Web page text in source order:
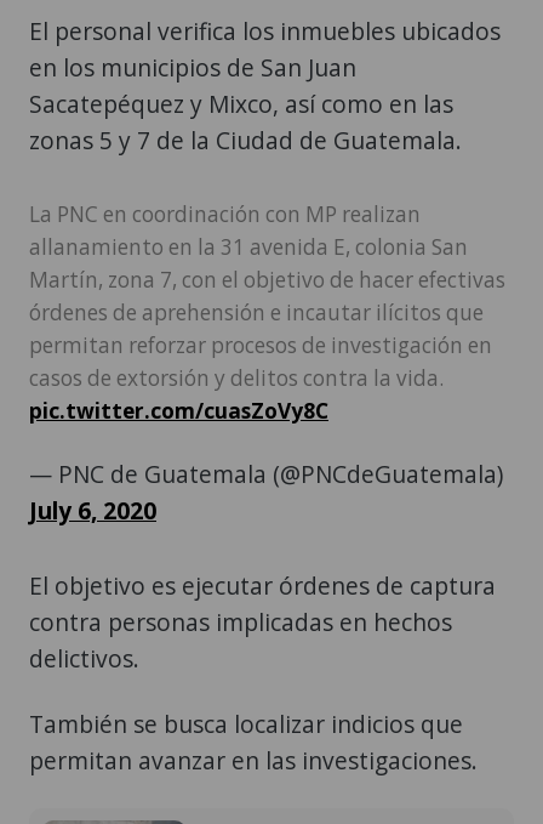
El personal verifica los inmuebles ubicados
en los municipios de San Juan
Sacatepéquez y Mixco, así como en las
zonas 5 y 7 de la Ciudad de Guatemala.
La PNC en coordinación con MP realizan
allanamiento en la 31 avenida E, colonia San
Martín, zona 7, con el objetivo de hacer efectivas
órdenes de aprehensión e incautar ilícitos que
permitan reforzar procesos de investigación en
casos de extorsión y delitos contra la vida.
pic.twitter.com/cuasZoVy8C
— PNC de Guatemala (@PNCdeGuatemala)
July 6, 2020
El objetivo es ejecutar órdenes de captura
contra personas implicadas en hechos
delictivos.
También se busca localizar indicios que
permitan avanzar en las investigaciones.